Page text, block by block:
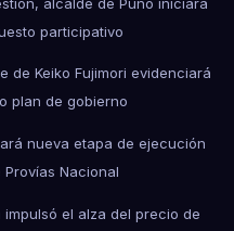
participativo
de Keiko Fujimori evidenciará
plan de gobierno
nueva etapa de ejecución
Nacional
el alza del precio de